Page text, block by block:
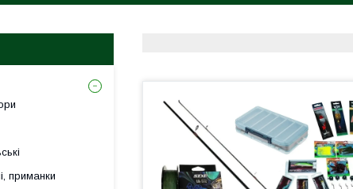
приманки